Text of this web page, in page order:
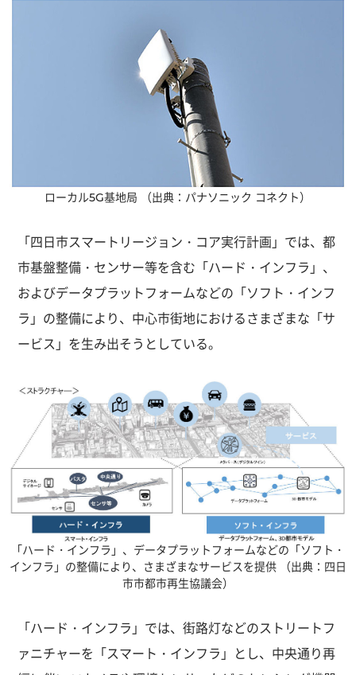
ローカル5G基地局 （出典：パナソニック コネクト）
「四日市スマートリージョン・コア実行計画」では、都
市基盤整備・センサー等を含む「ハード・インフラ」、
およびデータプラットフォームなどの「ソフト・インフ
ラ」の整備により、中心市街地におけるさまざまな「サ
ービス」を生み出そうとしている。
「ハード・インフラ」、データプラットフォームなどの「ソフト・
インフラ」の整備により、さまざまなサービスを提供
（出典：四日
市市都市再生協議会）
「ハード・インフラ」では、街路灯などのストリートフ
ァニチャーを「スマート・インフラ」とし、中央通り再